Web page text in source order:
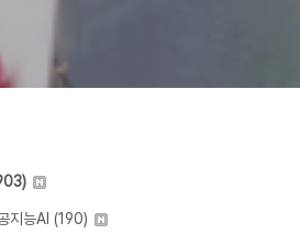
지능AI (190)